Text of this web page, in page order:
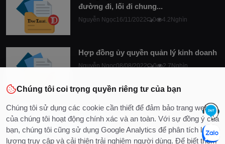
đường đi, lối đi chung...
Nguyễn Ngọc16/11/2022 0 4.2Nghìn
Hợp đồng ủy quyền quản lý kinh doanh
Nguyễn Ngọc08/08/2022 0 2.7Nghìn
Chúng tôi coi trọng quyền riêng tư của bạn
Chúng tôi sử dụng các cookie cần thiết để đảm bảo trang web
của chúng tôi hoạt động chính xác và an toàn. Với sự đồng ý của
bạn, chúng tôi cũng sử dụng Google Analytics để phân tích lưu
lượng truy cập và cải thiện trải nghiệm người dùng. Để biết thêm